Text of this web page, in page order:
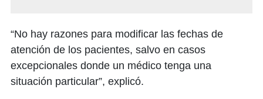
“No hay razones para modificar las fechas de
atención de los pacientes, salvo en casos
excepcionales donde un médico tenga una
situación particular”, explicó.